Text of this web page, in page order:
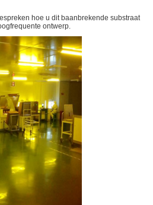
hoe u dit baanbrekende substraat
ontwerp.